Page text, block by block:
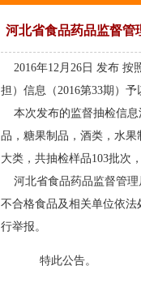
河北省食品药品监督管
2016年12月26日 发布 按
担）信息（2016第33期）予
本次发布的监督抽检信息
品，糖果制品，酒类，水
大类，共抽检样品103批次
河北省食品药品监督管理
不合格食品及相关单位依法
行举报。
特此公告。